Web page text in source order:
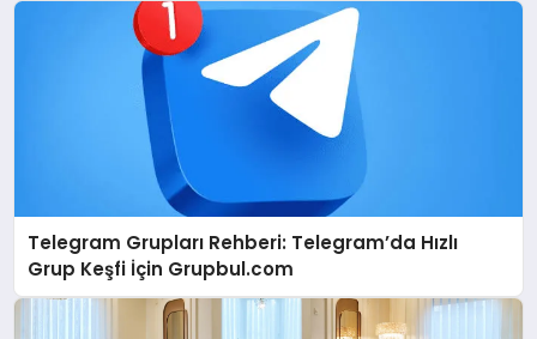
Telegram Grupları Rehberi: Telegram’da Hızlı
Grup Keşfi İçin Grupbul.com